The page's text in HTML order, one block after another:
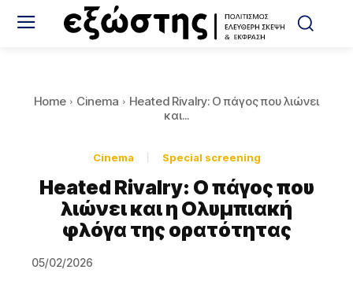
Home Cinema
Heated Rivalry: Ο πάγος που λιώνει
και...
Cinema Special screening
Heated Rivalry: Ο πάγος που
λιώνει και η Ολυμπιακή
φλόγα της ορατότητας
05/02/2026